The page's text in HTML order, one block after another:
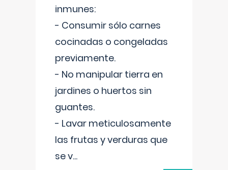
inmunes:
- Consumir sólo carnes
cocinadas o congeladas
previamente.
- No manipular tierra en
jardines o huertos sin
guantes.
- Lavar meticulosamente
las frutas y verduras que
se v...